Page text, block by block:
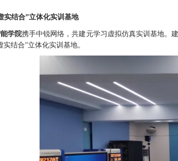
实结合”立体化实训基地
学院携手中锐网络，共建元学习虚拟仿真实训基地。
实结合”立体化实训基地。